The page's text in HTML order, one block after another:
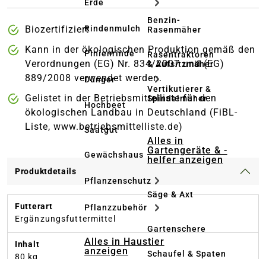
Erde
Rindenmulch
Pinienrinde
Dünger
Hochbeet
Saatgut
Gewächshaus
Pflanzenschutz
Pflanzzubehör
Alles in Haustier
anzeigen
Benzin-
Rasenmäher
Rasentraktoren
& Aufsitzmäher
Vertikutierer &
Spindelmäher
Alles in
Gartengeräte & -
helfer anzeigen
Säge & Axt
Gartenschere
Schaufel & Spaten
Biozertifiziert
Kann in der ökologischen Produktion gemäß den
Verordnungen (EG) Nr. 834/2007 und (EG)
889/2008 verwendet werden.
Gelistet in der Betriebsmittelliste für den
ökologischen Landbau in Deutschland (FiBL-
Liste, www.betriebsmittelliste.de)
Produktdetails
Futterart
Ergänzungsfuttermittel
Inhalt
80 kg